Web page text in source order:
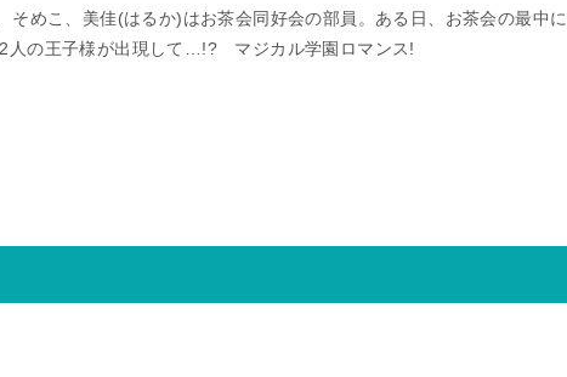
そめこ、美佳(はるか)はお茶会同好会の部員。ある日、お茶会の最中に
人の王子様が出現して…!? マジカル学園ロマンス!